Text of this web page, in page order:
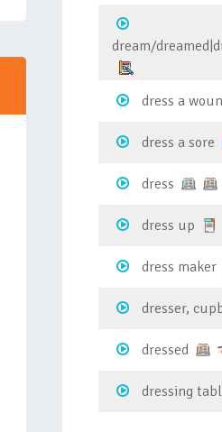
dream/
dress a
dress a sore
dress
dress up
dress maker
dresser,
dressed
dressing